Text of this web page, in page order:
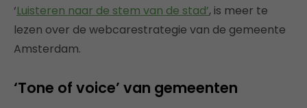
‘Luisteren naar de stem van de stad’, is meer te
lezen over de webcarestrategie van de gemeente
Amsterdam.
‘Tone of voice’ van gemeenten